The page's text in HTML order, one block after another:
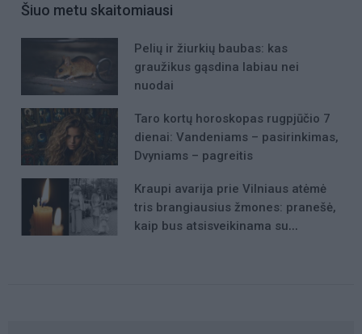
Šiuo metu skaitomiausi
Pelių ir žiurkių baubas: kas
graužikus gąsdina labiau nei
nuodai
Taro kortų horoskopas rugpjūčio 7
dienai: Vandeniams – pasirinkimas,
Dvyniams – pagreitis
Kraupi avarija prie Vilniaus atėmė
tris brangiausius žmones: pranešė,
kaip bus atsisveikinama su